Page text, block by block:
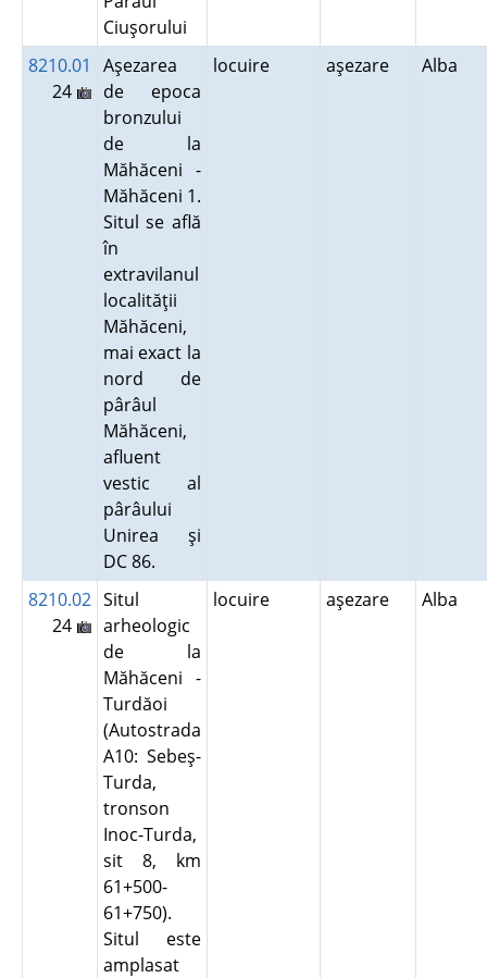
Ciuşorului
8210.01
24
Aşezarea
de epoca
bronzului
de la
Măhăceni -
Măhăceni 1.
Situl se află
în
extravilanul
localităţii
Măhăceni,
mai exact la
nord de
pârâul
Măhăceni,
afluent
vestic al
pârâului
Unirea şi
DC 86.
locuire aşezare Alba
8210.02
24
Situl
arheologic
de la
Măhăceni -
Turdăoi
(Autostrada
A10: Sebeş-
Turda,
tronson
Inoc-Turda,
sit 8, km
61+500-
61+750).
Situl este
amplasat
locuire aşezare Alba